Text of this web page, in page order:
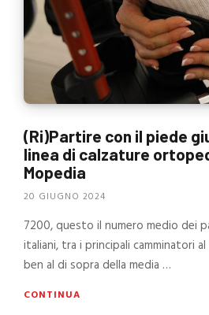
(Ri)Partire con il piede
linea di calzature
Mopedia
20 GIUGNO 2024
7200, questo il numero medio dei
italiani, tra i principali camminatori
ben al di sopra della media …
CONTINUA